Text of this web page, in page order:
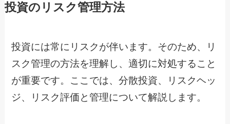
投資のリスク管理方法
投資には常にリスクが伴います。そのため、リ
スク管理の方法を理解し、適切に対処すること
が重要です。ここでは、分散投資、リスクヘッ
ジ、リスク評価と管理について解説します。